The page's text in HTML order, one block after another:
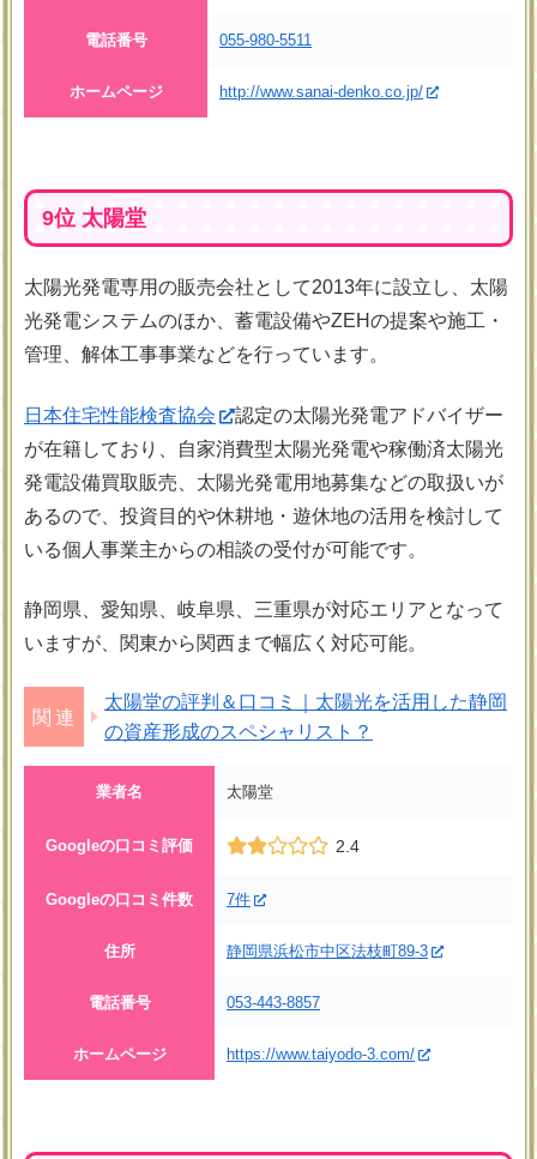
電話番号 055-980-5511
ホームページ http://www.sanai-denko.co.jp/
9位 太陽堂
太陽光発電専用の販売会社として2013年に設立し、太陽
光発電システムのほか、蓄電設備やZEHの提案や施工・
管理、解体工事事業などを行っています。
日本住宅性能検査協会
認定の太陽光発電アドバイザー
が在籍しており、自家消費型太陽光発電や稼働済太陽光
発電設備買取販売、太陽光発電用地募集などの取扱いが
あるので、投資目的や休耕地・遊休地の活用を検討して
いる個人事業主からの相談の受付が可能です。
静岡県、愛知県、岐阜県、三重県が対応エリアとなって
いますが、関東から関西まで幅広く対応可能。
太陽堂の評判＆口コミ｜太陽光を活用した静岡
の資産形成のスペシャリスト？
業者名 太陽堂
Googleの口コミ評価 2.4
Googleの口コミ件数 7件
住所 静岡県浜松市中区法枝町89-3
電話番号 053-443-8857
ホームページ https://www.taiyodo-3.com/